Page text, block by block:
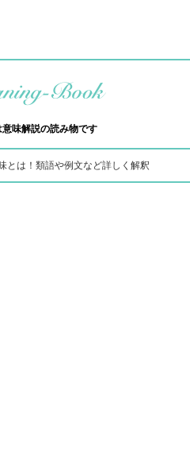
味解説の読み物です
とは！類語や例文など詳しく解釈